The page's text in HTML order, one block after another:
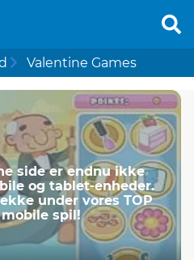
Valentine Games
side er endnu ikke
og tablet-enheder.
under vores TOP
spil!